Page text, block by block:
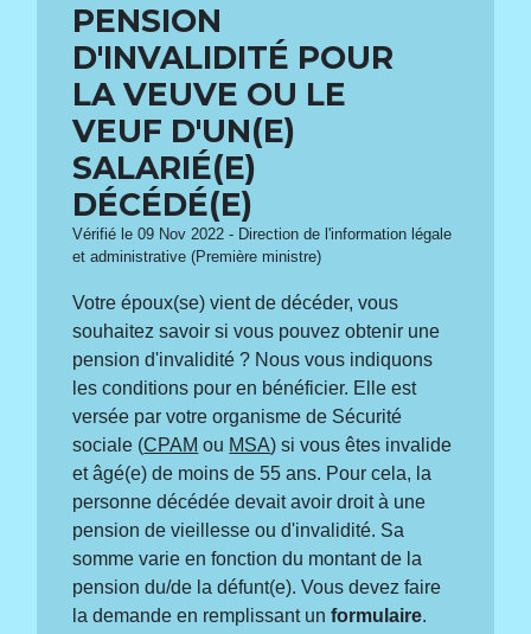
PENSION
D'INVALIDITÉ POUR
LA VEUVE OU LE
VEUF D'UN(E)
SALARIÉ(E)
DÉCÉDÉ(E)
Vérifié le 09 Nov 2022 - Direction de l'information légale
et administrative (Première ministre)
Votre époux(se) vient de décéder, vous
souhaitez savoir si vous pouvez obtenir une
pension d'invalidité ? Nous vous indiquons
les conditions pour en bénéficier. Elle est
versée par votre organisme de Sécurité
sociale (CPAM ou MSA) si vous êtes invalide
et âgé(e) de moins de 55 ans. Pour cela, la
personne décédée devait avoir droit à une
pension de vieillesse ou d'invalidité. Sa
somme varie en fonction du montant de la
pension du/de la défunt(e). Vous devez faire
la demande en remplissant unformulaire.